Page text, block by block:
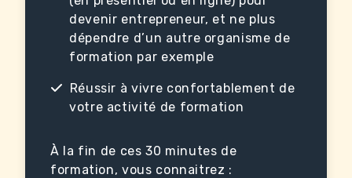
devenir entrepreneur, et ne plus
dépendre d’un autre organisme de
formation par exemple
Réussir à vivre confortablement de
votre activité de formation
À la fin de ces 30 minutes de
formation, vous connaitrez :